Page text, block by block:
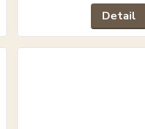
Detail